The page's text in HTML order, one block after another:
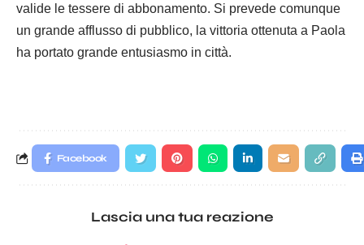
valide le tessere di abbonamento. Si prevede comunque
un grande afflusso di pubblico, la vittoria ottenuta a Paola
ha portato grande entusiasmo in città.
Facebook
Lascia una tua reazione